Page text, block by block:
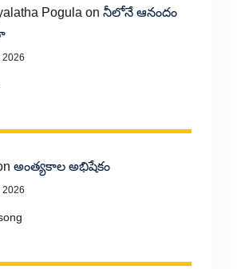
Pogula on నీలోనే ఆనందం
2026
అంత్యకాల అభిషేకం
2026